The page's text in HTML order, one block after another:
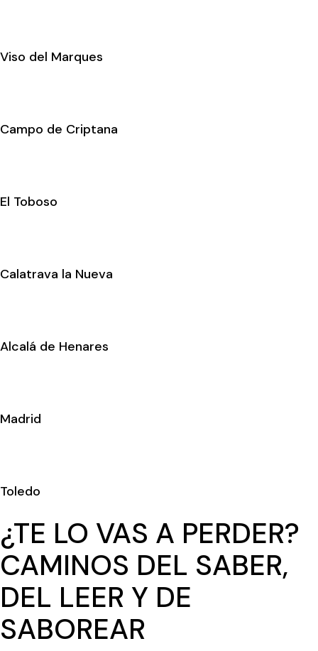
Viso del Marques
Campo de Criptana
El Toboso
Calatrava la Nueva
Alcalá de Henares
Madrid
Toledo
¿TE LO VAS A PERDER?
CAMINOS DEL SABER,
DEL LEER Y DE
SABOREAR